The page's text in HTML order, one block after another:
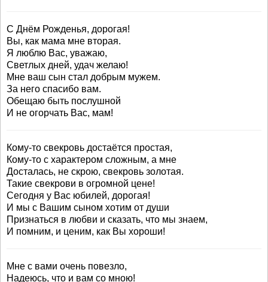
С Днём Рожденья, дорогая!
Вы, как мама мне вторая.
Я люблю Вас, уважаю,
Светлых дней, удач желаю!
Мне ваш сын стал добрым мужем.
За него спасибо вам.
Обещаю быть послушной
И не огорчать Вас, мам!
Кому-то свекровь достаётся простая,
Кому-то с характером сложным, а мне
Досталась, не скрою, свекровь золотая.
Такие свекрови в огромной цене!
Сегодня у Вас юбилей, дорогая!
И мы с Вашим сыном хотим от души
Признаться в любви и сказать, что мы знаем,
И помним, и ценим, как Вы хороши!
Мне с вами очень повезло,
Надеюсь, что и вам со мною!